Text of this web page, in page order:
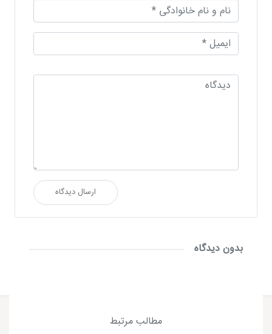
ارسال دیدگاه
بدون دیدگاه
مطالب مرتبط